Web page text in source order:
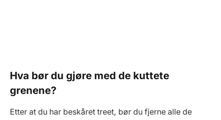
Hva bør du gjøre med de kuttete
grenene?
Etter at du har beskåret treet, bør du fjerne alle de